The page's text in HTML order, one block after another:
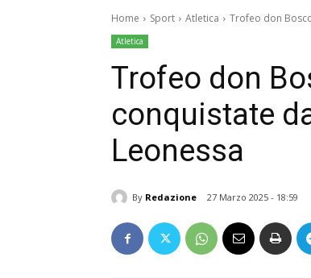
Home Sport Atletica Trofeo don
Atletica
Trofeo don
conquistate
Leonessa
By Redazione 27 Marzo 2025 - 18:59